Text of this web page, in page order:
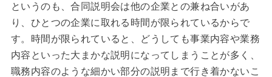
というのも、合同説明会は他の企業との兼ね合いがあ
り、ひとつの企業に取れる時間が限られているからで
す。時間が限られていると、どうしても事業内容や業務
内容といった大まかな説明になってしまうことが多く、
職務内容のような細かい部分の説明まで行き着かないこ